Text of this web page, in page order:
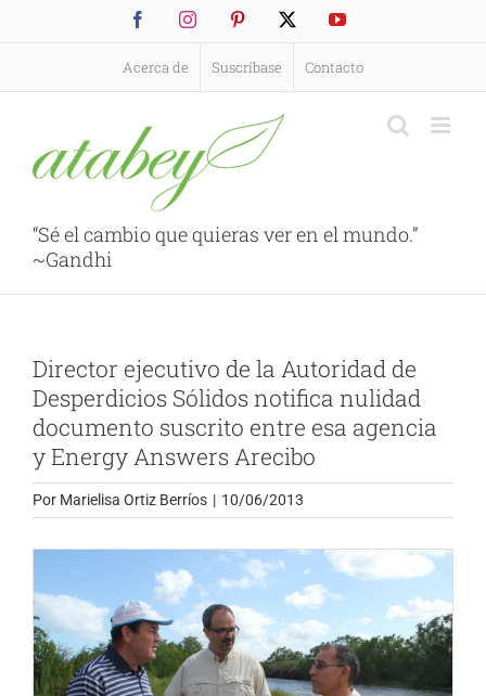
FacebookInstagramPinterest YouTube
Acerca de Suscríbase Contacto
“Sé el cambio que quieras ver en el mundo.”
~Gandhi
Director ejecutivo de la Autoridad de
Desperdicios Sólidos notifica nulidad
documento suscrito entre esa agencia
y Energy Answers Arecibo
Por Marielisa Ortiz Berríos | 10/06/2013